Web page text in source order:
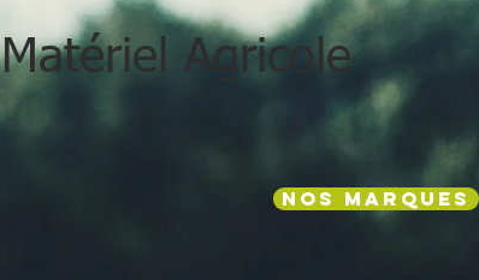
Matériel Agricole
Nos marques